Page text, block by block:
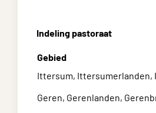
Indeling pastoraat
Gebied
Ittersum, Ittersumerlanden,
Geren, Gerenlanden,